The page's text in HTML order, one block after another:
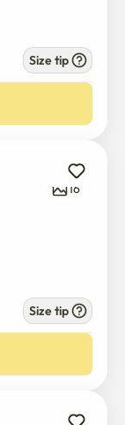
Size tip
16
Size tip